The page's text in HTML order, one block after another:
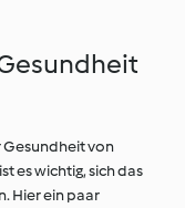
Gesundheit von
es wichtig, sich das
Hier ein paar